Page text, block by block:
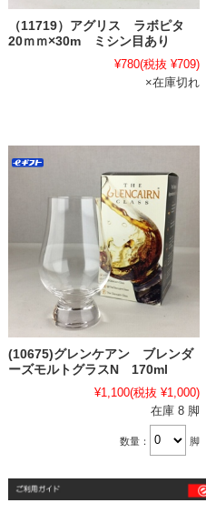
（11719）アグリス ラボピタ
20ｍｍ×30m ミシン目あり
¥780(税抜 ¥709)
×在庫切れ
(10675)グレンケアン ブレンダ
ーズモルトグラスN 170ml
¥1,100(税抜 ¥1,000)
在庫 8 脚
数量： 脚